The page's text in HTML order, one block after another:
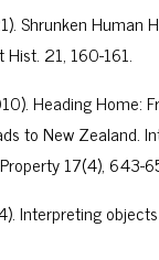
Shrunken Human
Hist. 21, 160-161.
Heading Home:
to New Zealand.
17(4), 643-
Interpreting